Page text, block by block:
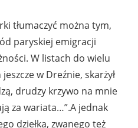
tłumaczyć można tym,
paryskiej emigracji
W listach do wielu
w Dreźnie, skarżył
drudzy krzywo na mnie
za wariata…”.A jednak
dziełka, zwanego też